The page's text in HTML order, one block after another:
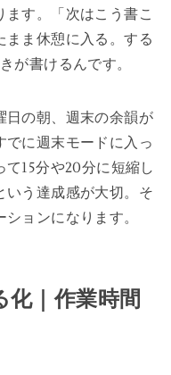
す。「次はこう書こ
まま休憩に入る。する
が書けるんです。
日の朝、週末の余韻が
に週末モードに入っ
15分や20分に短縮し
いう達成感が大切。そ
ョンになります。
化｜作業時間